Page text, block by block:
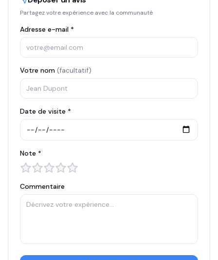
Partagez votre expérience avec la communauté
Adresse e-mail *
Votre nom (facultatif)
Date de visite *
Note *
Commentaire